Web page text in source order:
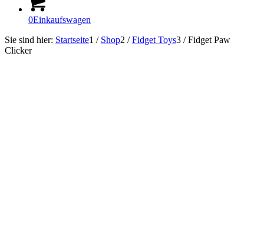
0Einkaufswagen
Sie sind hier: Startseite1 / Shop2 / Fidget Toys3 / Fidget Paw
Clicker